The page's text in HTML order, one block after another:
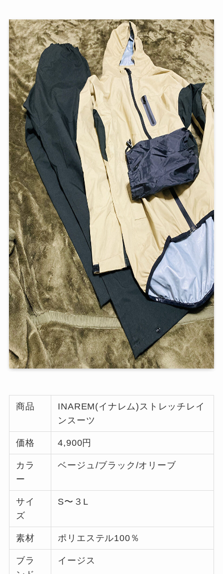
商品
INAREM(イナレム)ストレッチレイ
ンスーツ
価格 4,900円
カラ
ー
ベージュ/ブラック/オリーブ
サイ
ズ
S〜３L
素材 ポリエステル100％
ブラ
イージス